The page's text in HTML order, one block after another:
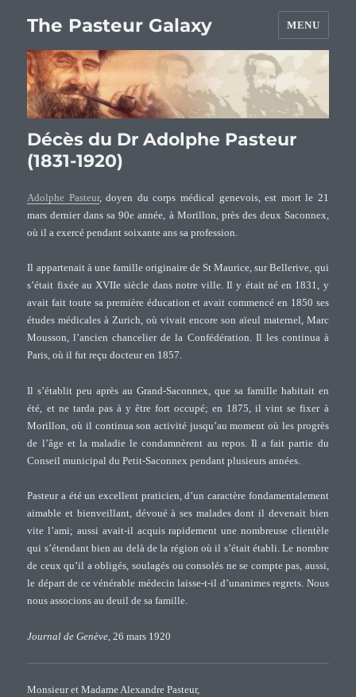
The Pasteur Galaxy MENU
Décès du Dr Adolphe Pasteur
(1831-1920)
Adolphe Pasteur, doyen du corps médical genevois, est mort le 21
mars dernier dans sa 90e année, à Morillon, près des deux Saconnex,
où il a exercé pendant soixante ans sa profession.
Il appartenait à une famille originaire de St Maurice, sur Bellerive, qui
s’était fixée au XVIIe siècle dans notre ville. Il y était né en 1831, y
avait fait toute sa première éducation et avait commencé en 1850 ses
études médicales à Zurich, où vivait encore son aïeul maternel, Marc
Mousson, l’ancien chancelier de la Confédération. Il les continua à
Paris, où il fut reçu docteur en 1857.
Il s’établit peu après au Grand-Saconnex, que sa famille habitait en
été, et ne tarda pas à y être fort occupé; en 1875, il vint se fixer à
Morillon, où il continua son activité jusqu’au moment où les progrès
de l’âge et la maladie le condamnèrent au repos. Il a fait partie du
Conseil municipal du Petit-Saconnex pendant plusieurs années.
Pasteur a été un excellent praticien, d’un caractère fondamentalement
aimable et bienveillant, dévoué à ses malades dont il devenait bien
vite l’ami; aussi avait-il acquis rapidement une nombreuse clientèle
qui s’étendant bien au delà de la région où il s’était établi. Le nombre
de ceux qu’il a obligés, soulagés ou consolés ne se compte pas, aussi,
le départ de ce vénérable médecin laisse-t-il d’unanimes regrets. Nous
nous associons au deuil de sa famille.
Journal de Genève , 26 mars 1920
Monsieur et Madame Alexandre Pasteur,